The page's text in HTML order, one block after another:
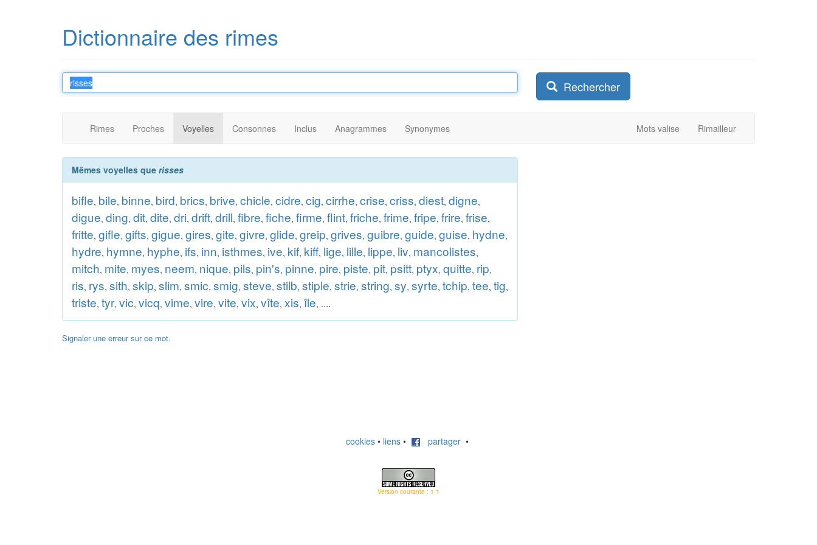
Dictionnaire des rimes
Rechercher
Rimes Proches Voyelles Consonnes Inclus Anagrammes Synonymes Mots valise Rimailleur
Mêmes voyelles que risses
bifle, bile, binne, bird, brics, brive, chicle, cidre, cig, cirrhe, crise, criss, diest, digne,
digue, ding, dit, dite, dri, drift, drill, fibre, fiche, firme, flint, friche, frime, fripe, frire, frise,
fritte, gifle, gifts, gigue, gires, gite, givre, glide, greip, grives, guibre, guide, guise, hydne,
hydre, hymne, hyphe, ifs, inn, isthmes, ive, kif, kiff, lige, lille, lippe, liv, mancolistes,
mitch, mite, myes, neem, nique, pils, pin's, pinne, pire, piste, pit, psitt, ptyx, quitte, rip,
ris, rys, sith, skip, slim, smic, smig, steve, stilb, stiple, strie, string, sy, syrte, tchip, tee, tig,
triste, tyr, vic, vicq, vime, vire, vite, vix, vîte, xis, île, ....
Signaler une erreur sur ce mot.
cookies • liens • partager •
Version courante : 1.1